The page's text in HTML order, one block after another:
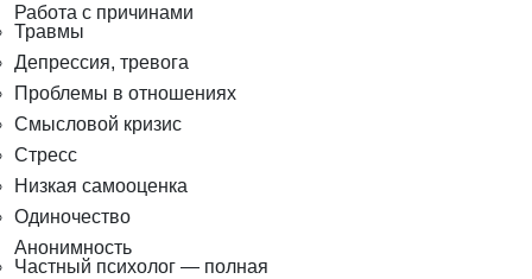
Работа с причинами
Травмы
Депрессия, тревога
Проблемы в отношениях
Смысловой кризис
Стресс
Низкая самооценка
Одиночество
Анонимность
Частный психолог — полная